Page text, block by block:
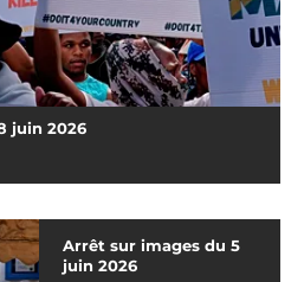
juin 2026
Arrêt sur images du 5
juin 2026